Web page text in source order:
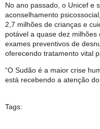
No ano passado, o Unicef e
aconselhamento
2,7 milhões de crianças e
potável a quase dez
exames preventivos de
oferecendo tratamento vital
“O Sudão é a maior crise
está recebendo a atenção
Tags: